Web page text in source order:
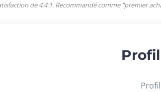
de 4.4:1. Recommandé comme "premier